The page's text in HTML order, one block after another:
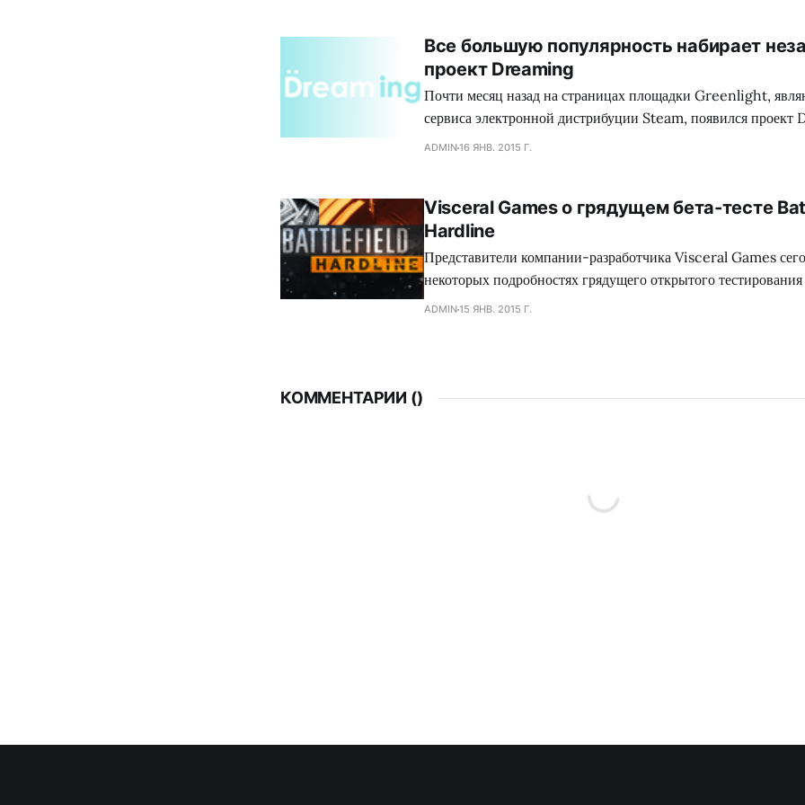
зеленного континента. Так сказать, под нож могло попасть
коллектива Dennaton
Все большую популярность набирает
проект Dreaming
Почти месяц назад на страницах площадки Greenlight,
сервиса электронной дистрибуции Steam, появился
обладающий необыкновенным сеттингом, а также
головоломку с экшеном Mirror`s Edge, хотя сами
ADMIN16 ЯНВ. 2015 Г.
Visceral Games о грядущем бета-тесте
Hardline
Представители компании-разработчика Visceral Games
некоторых подробностях грядущего открытого
сетевого шутера Battlefield: Hardline, а также поделились
ADMIN15 ЯНВ. 2015 Г.
КОММЕНТАРИИ ()